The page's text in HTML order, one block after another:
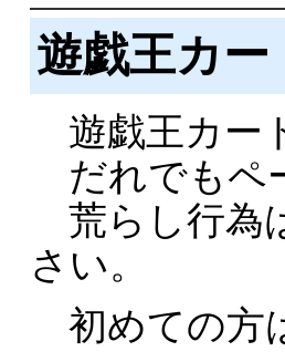
遊戯王カ
遊戯王カー
だれでもペ
荒らし行為
さい。
初めての方